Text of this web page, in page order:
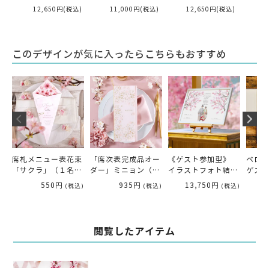
12,650円(税込) 11,000円(税込) 12,650円(税込)
このデザインが気に入ったらこちらもおすすめ
席札メニュー表花束
「サクラ」（１名様
550円 (税込)
「席次表完成品オー
ダー」ミニョン（印
935円 (税込)
《ゲスト参加型》
イラストフォト結婚
証明書「桜ツリー」
13,750円 (税込)
ベロ
ゲス
閲覧したアイテム